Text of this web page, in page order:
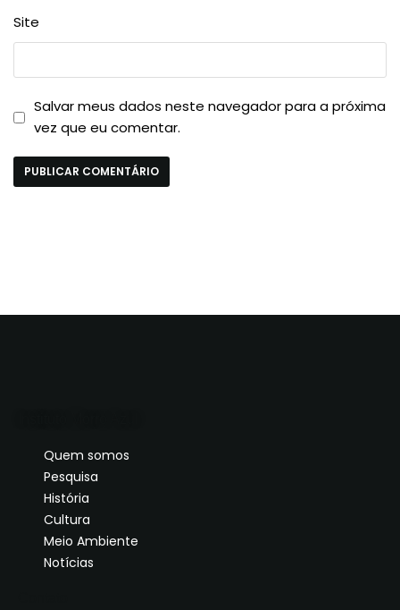
Site
Salvar meus dados neste navegador para a próxima
vez que eu comentar.
Quem somos
Pesquisa
História
Cultura
Meio Ambiente
Notícias